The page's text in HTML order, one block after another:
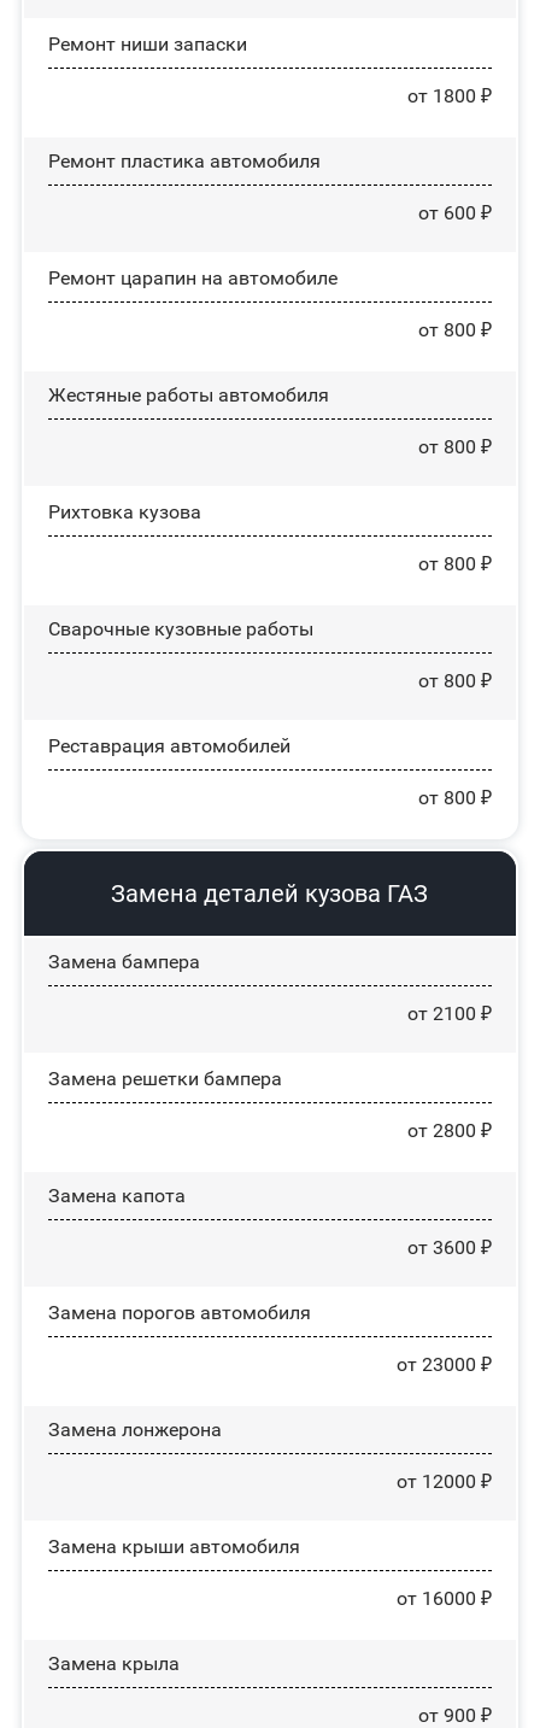
Ремонт ниши запаски
от 1800 ₽
Ремонт пластика автомобиля
от 600 ₽
Ремонт царапин на автомобиле
от 800 ₽
Жестяные работы автомобиля
от 800 ₽
Рихтовка кузова
от 800 ₽
Сварочные кузовные работы
от 800 ₽
Реставрация автомобилей
от 800 ₽
Замена деталей кузова ГАЗ
Замена бампера
от 2100 ₽
Замена решетки бампера
от 2800 ₽
Замена капота
от 3600 ₽
Замена порогов автомобиля
от 23000 ₽
Замена лонжерона
от 12000 ₽
Замена крыши автомобиля
от 16000 ₽
Замена крыла
от 900 ₽